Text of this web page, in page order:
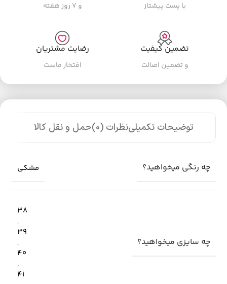
با پست پیشتاز و ۷ روز هفته
تضمین کیفیت
و تضمین اصالت
رضایت مشتریان
افتخار ماست
توضیحات تکمیلینظرات (0) حمل و نقل کالا
چه رنگی میخواهید؟ مشکی
چه سایزی میخواهید؟
38
,
39
,
40
,
41